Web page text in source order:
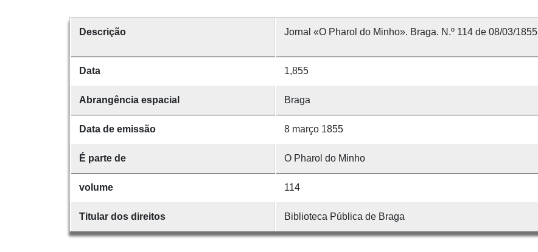
Descrição Jornal «O Pharol do Minho». Braga. N.º 114 de 08/03/1855
Data 1,855
Abrangência espacial Braga
Data de emissão 8 março 1855
É parte de O Pharol do Minho
volume 114
Titular dos direitos Biblioteca Pública de Braga